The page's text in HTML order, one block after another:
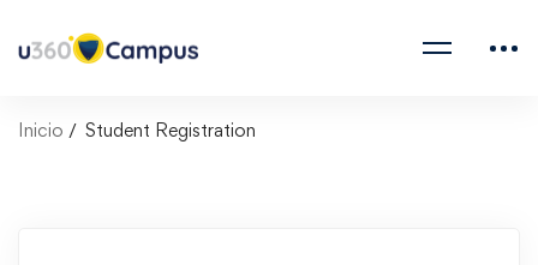
Inicio Student Registration